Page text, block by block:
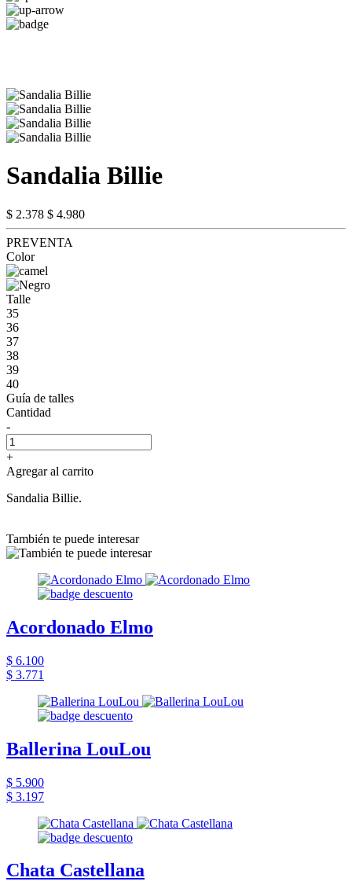
Sandalia Billie
$ 2.378 $ 4.980
PREVENTA
Color
Talle
35
36
37
38
39
40
Guía de talles
Cantidad
-
+
Agregar al carrito
Sandalia Billie.
También te puede interesar
Acordonado Elmo
$ 6.100
$ 3.771
Ballerina LouLou
$ 5.900
$ 3.197
Chata Castellana